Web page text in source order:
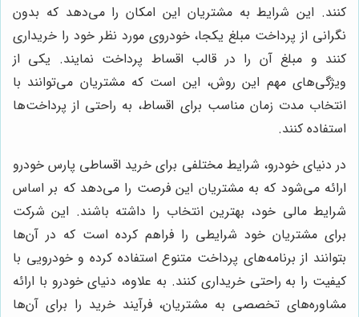
کنند. این شرایط به مشتریان این امکان را می‌دهد که بدون
نگرانی از پرداخت مبلغ یکجا، خودروی مورد نظر خود را خریداری
کنند و مبلغ آن را در قالب اقساط پرداخت نمایند. یکی از
ویژگی‌های مهم این روش، این است که مشتریان می‌توانند با
انتخاب مدت زمان مناسب برای اقساط، به راحتی از پرداخت‌ها
استفاده کنند.
در دنیای خودرو، شرایط مختلفی برای خرید اقساطی پارس خودرو
ارائه می‌شود که به مشتریان این فرصت را می‌دهد که بر اساس
شرایط مالی خود، بهترین انتخاب را داشته باشند. این شرکت
برای مشتریان خود شرایطی را فراهم کرده است که در آن‌ها
بتوانند از برنامه‌های پرداخت متنوع استفاده کرده و خودرویی با
کیفیت را به راحتی خریداری کنند. به علاوه، دنیای خودرو با ارائه
مشاوره‌های تخصصی به مشتریان، فرآیند خرید را برای آن‌ها